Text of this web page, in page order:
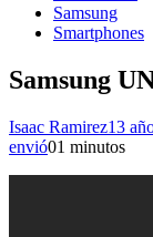
Samsung
Smartphones
Samsung
Isaac Ramirez13
envió01 minutos